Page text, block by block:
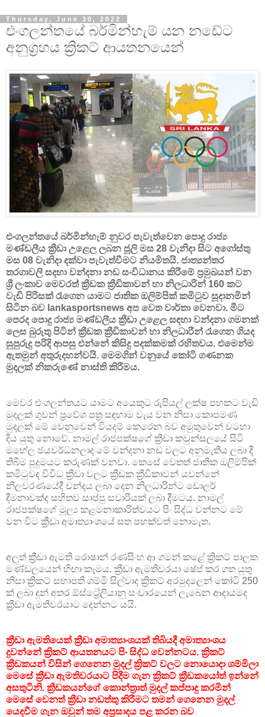
Thursday, June 30, 2022
එංගලන්තයේ බර්මින්හැම් යන නඩේට
අනුග්‍රහය ක්‍රිකට් ආයතනයෙන්
එංගලන්තයේ බර්මින්හැම් නුවර පැවැත්වෙන පොදු රාජ්‍ය
මණ්ඩලීය ක්‍රීඩා උළෙල ලබන ජූලි මස 28 වැනිදා සිට අගෝස්තු
මස 08 වැනිදා දක්වා පැවැත්වීමට නියමිතයි. ජාත්‍යන්තර
තරගාවලි සදහා වන්දනා නඩ සංවිධානය කිරීමේ ප්‍රමුඛයන් වන
ශ්‍රී ලංකාව මෙවරත් ක්‍රීඩක ක්‍රීඩිකාවන් හා නිලධාරින් 160 කට
වැඩි පිරිසක් රැගෙන යාමට ජාතික ඔලිම්පික් කමිටුව සූදානමින්
සිටින බව lankasportsnews අප වෙත වාර්තා වෙනවා. මීට
පෙරද පොදු රාජ්‍ය මණ්ඩලීය ක්‍රීඩා උළෙල සඳහා වන්දනා ගමනක්
ලෙස බුරුතු පිටින් ක්‍රීඩක ක්‍රීඩිකාවන් හා නිලධාරීන් රැගෙන ගියද
සුපුරුදු පරිදි ආපසු එන්නේ කිසිදු පදක්කමක් රහිතවය. එමෙන්ම
ඇතමුන් අතුරුදහන්වයි. මෙමගින් වනුයේ කෝටි ගණනක
මුදලක් නිකරුණේ නාස්ති කිරීමය.
මෙවර එංගලන්තයට යාමට අයෙකුට රුපියල් ලක්ෂ පහකට වැඩි
මුදලක් ගුවන් ප්‍රවේශ පත්‍ර සඳහාම වැය වන නිසා කොපමණ
මුදලක් මේ වෙනුවෙන් වියදම් කෙරෙන බව අමුතුවෙන් වටහා
දිය යුතු නොවේ. නාමල් රාජපක්ෂගේ ක්‍රීඩා කවුන්සලයේ සිටි
මහේල ජයවර්ධනලාද මේ වන්දනා නඩ වලට අනුමැතිය ලබා දී
තිබීම පුදුමයට කරුණක් වනවා. කෙසේ වෙතත් ජාතික ඔලිම්පික්
කමිටුවද විවිධ ක්‍රීඩා වලට ක්‍රීඩක ක්‍රීඩිකාවන් යවන්නේ
නිලවරණයේදී චන්දය ලබා දෙන නිලධාරින්ට ඩොලර්
දීමනාවක්ද සහිතව සාප්පු සවාරියක් ලබා දීමටය. නාමල්
රාජපක්ෂගේ මූල්‍ය කළමනාකාරිත්වයට පිං සිද්ධ වන්නට මේ
වන විට ක්‍රීඩා අමාත්‍යාංශයේ සත පහක්වත් නොමැත.
අලුත් ක්‍රීඩා ඇමති රොෂාන් රණසිංහ ආ ගමන් කළේ ක්‍රිකට් පාලක
මණ්ඩලයෙන් හිඟා කෑමය. ක්‍රීඩා ඇමතිවරයා ෂේප් කර ගත යුතු
නිසා ක්‍රිකට් සභාපති ශම්මි සිල්වාද ක්‍රිකට් අරමුදලෙන් කෝටි 250
ක් ලබා දුන් අතර ඕස්ට්‍රේලියානු සංචාරයෙන් ලැබෙන ආදායමද
ක්‍රීඩා ඇමතිවරයාට දෙන්නට යයි.
ක්‍රීඩා ඇමතියෙක් ක්‍රීඩා අමාත්‍යාංශයක් තිබියදී අමාත්‍යාංශය
දුවන්නේ ක්‍රිකට් ආයතනයට පිං සිද්ධ වෙන්නටය. ක්‍රිකට්
ක්‍රීඩකයන් විසින් ගෙනෙන මුදල් ක්‍රිකට් වලට නොයොදා ශම්මිලා
මෙසේ ක්‍රීඩා ඇමතිවරයාට පිදීම ගැන ක්‍රිකට් ක්‍රීඩකයෝත් ඉන්නේ
අසතුටිනි. ක්‍රීඩකයන්ගේ කොන්ත්‍රාත් මුදල් කප්පාදු කරමින්
මෙසේ වෙනත් ක්‍රීඩා නඩත්තු කිරීමට තමන් ගෙනෙන මුදල්
යෙදවීම ගැන ඔවුන් තම අප්‍රසාදය පළ කරන බව